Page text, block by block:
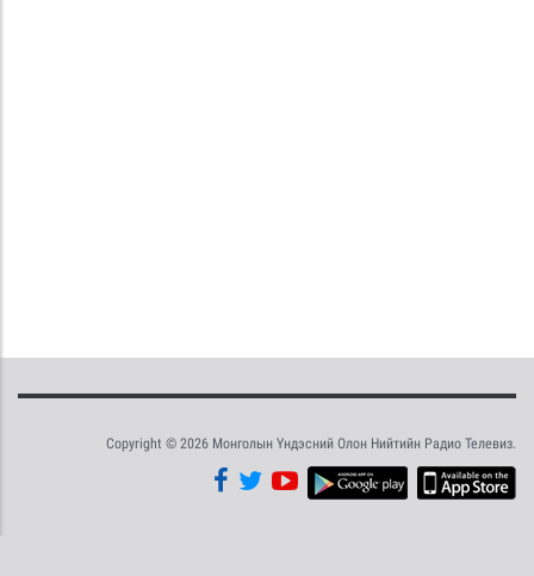
Copyright © 2026 Монголын Үндэсний Олон Нийтийн Радио Телевиз.